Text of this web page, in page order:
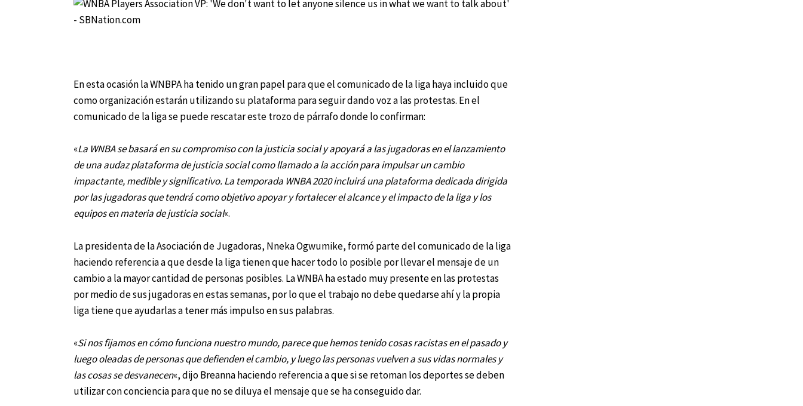
En esta ocasión la WNBPA ha tenido un gran papel para que el comunicado de la liga haya incluido que
como organización estarán utilizando su plataforma para seguir dando voz a las protestas. En el
comunicado de la liga se puede rescatar este trozo de párrafo donde lo confirman:
«La WNBA se basará en su compromiso con la justicia social y apoyará a las jugadoras en el lanzamiento
de una audaz plataforma de justicia social como llamado a la acción para impulsar un cambio
impactante, medible y significativo.La temporada WNBA 2020 incluirá una plataforma dedicada dirigida
por las jugadoras que tendrá como objetivo apoyar y fortalecer el alcance y el impacto de la liga y los
equipos en materia de justicia social«.
La presidenta de la Asociación de Jugadoras, Nneka Ogwumike, formó parte del comunicado de la liga
haciendo referencia a que desde la liga tienen que hacer todo lo posible por llevar el mensaje de un
cambio a la mayor cantidad de personas posibles. La WNBA ha estado muy presente en las protestas
por medio de sus jugadoras en estas semanas, por lo que el trabajo no debe quedarse ahí y la propia
liga tiene que ayudarlas a tener más impulso en sus palabras.
«Si nos fijamos en cómo funciona nuestro mundo, parece que hemos tenido cosas racistas en el pasado y
luego oleadas de personas que defienden el cambio, y luego las personas vuelven a sus vidas normales y
las cosas se desvanecen«, dijo Breanna haciendo referencia a que si se retoman los deportes se deben
utilizar con conciencia para que no se diluya el mensaje que se ha conseguido dar.